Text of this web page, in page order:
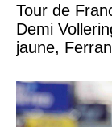
Tour de
Demi
jaune,